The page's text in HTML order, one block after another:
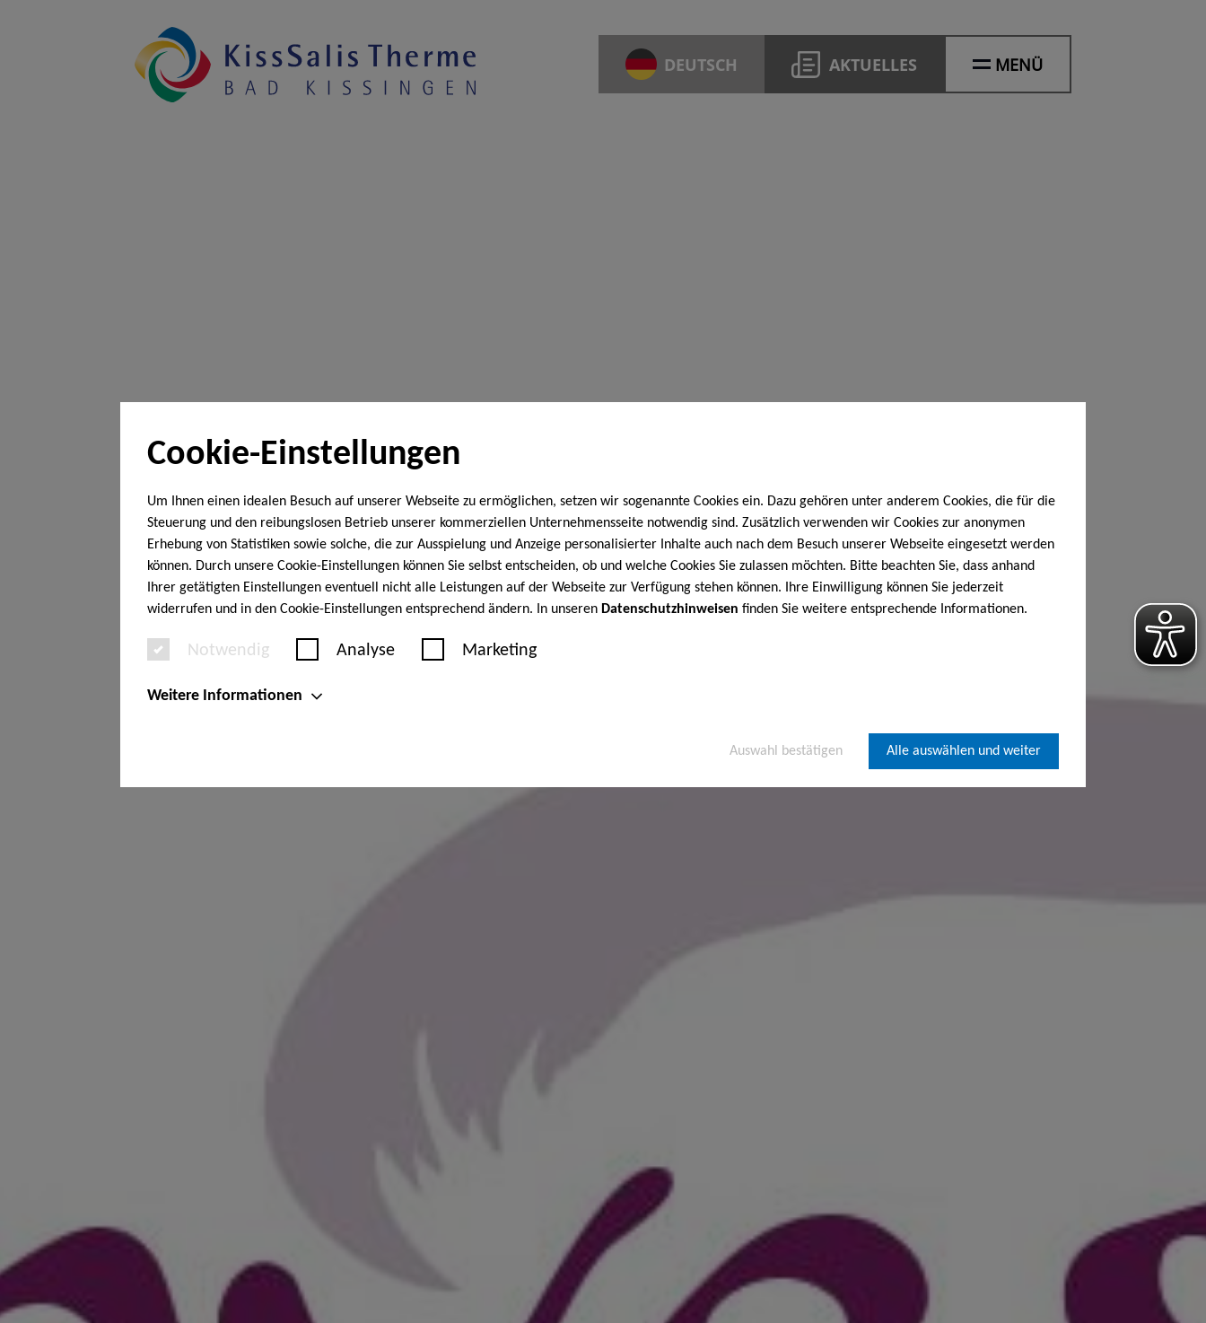
Cookie-Einstellungen
Um Ihnen einen idealen Besuch auf unserer Webseite zu ermöglichen, setzen wir sogenannte Cookies ein. Dazu gehören unter anderem Cookies, die für die
Steuerung und den reibungslosen Betrieb unserer kommerziellen Unternehmensseite notwendig sind. Zusätzlich verwenden wir Cookies zur anonymen
Erhebung von Statistiken sowie solche, die zur Ausspielung und Anzeige personalisierter Inhalte auch nach dem Besuch unserer Webseite eingesetzt werden
können. Durch unsere Cookie-Einstellungen können Sie selbst entscheiden, ob und welche Cookies Sie zulassen möchten. Bitte beachten Sie, dass anhand
Ihrer getätigten Einstellungen eventuell nicht alle Leistungen auf der Webseite zur Verfügung stehen können. Ihre Einwilligung können Sie jederzeit
widerrufen und in den Cookie-Einstellungen entsprechend ändern. In unseren Datenschutzhinweisen finden Sie weitere entsprechende Informationen.
Notwendig Analyse Marketing
Weitere Informationen
Auswahl bestätigen Alle auswählen und weiter
DEUTSCH AKTUELLES MENÜ